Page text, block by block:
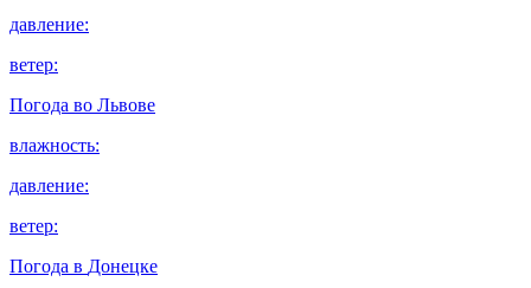
давление:
ветер:
Погода во Львове
влажность:
давление:
ветер:
Погода в Донецке